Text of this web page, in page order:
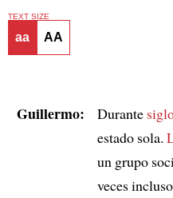
TEXT SIZE
aa AA
Guillermo: Durante
estado sola.
un grupo
veces